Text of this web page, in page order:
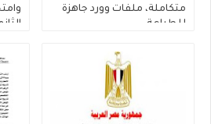
متكاملة، ملفات وورد جاهزة
للطباعة